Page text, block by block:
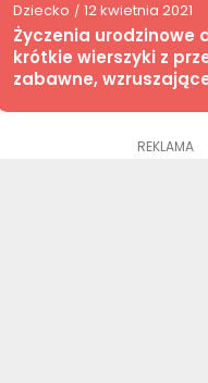
Dziecko / 12 kwietnia 2021
Życzenia urodzinowe
krótkie wierszyki z
zabawne,
REKLAMA